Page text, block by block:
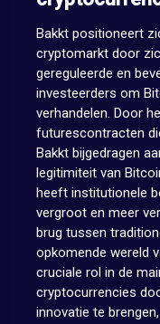
Bakkt positioneert
cryptomarkt door
gereguleerde en
investeerders om
verhandelen. Door
futurescontracten
Bakkt bijgedragen
legitimiteit van
heeft institutionele
vergroot en meer
brug tussen
opkomende wereld
cruciale rol in de
cryptocurrencies
innovatie te